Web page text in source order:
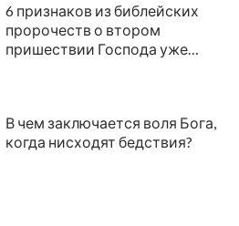
6 признаков из библейских
пророчеств о втором
пришествии Господа уже
В чем заключается воля Бога,
когда нисходят бедствия?